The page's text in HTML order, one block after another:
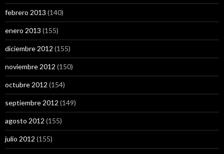
febrero 2013 (140)
enero 2013 (155)
diciembre 2012 (155)
noviembre 2012 (150)
octubre 2012 (154)
septiembre 2012 (149)
agosto 2012 (155)
julio 2012 (155)